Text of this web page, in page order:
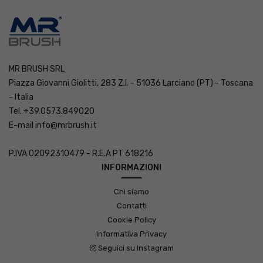
MR BRUSH SRL
Piazza Giovanni Giolitti, 283 Z.I. - 51036 Larciano (PT) - Toscana
- Italia
Tel. +39.0573.849020
E-mail info@mrbrush.it
P.IVA 02092310479 - R.E.A PT 618216
INFORMAZIONI
Chi siamo
Contatti
Cookie Policy
Informativa Privacy
Seguici su Instagram